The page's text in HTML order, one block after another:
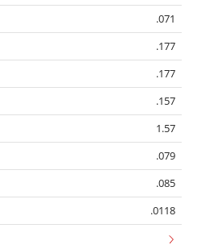
.071
.177
.177
.157
1.57
.079
.085
.0118